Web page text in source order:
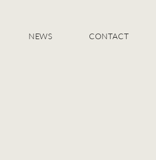
NEWS CONTACT